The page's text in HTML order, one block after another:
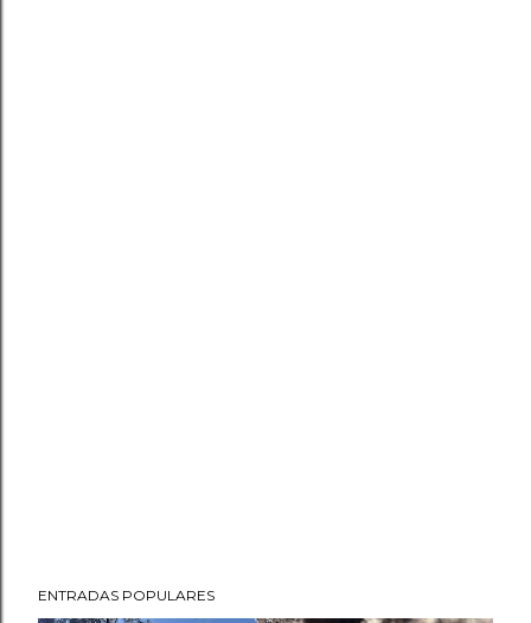
ENTRADAS POPULARES